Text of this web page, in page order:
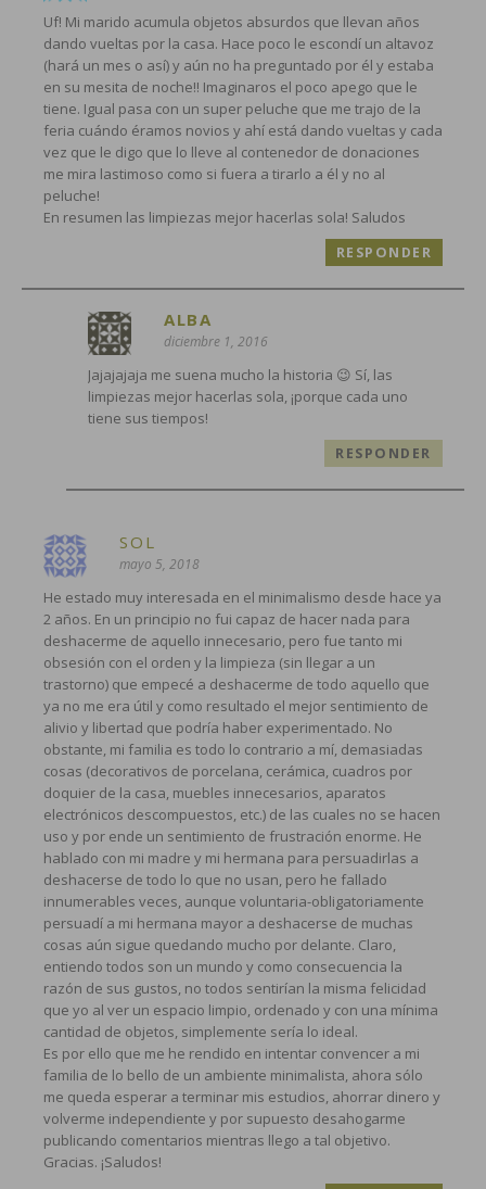
Uf! Mi marido acumula objetos absurdos que llevan años
dando vueltas por la casa. Hace poco le escondí un altavoz
(hará un mes o así) y aún no ha preguntado por él y estaba
en su mesita de noche!! Imaginaros el poco apego que le
tiene. Igual pasa con un super peluche que me trajo de la
feria cuándo éramos novios y ahí está dando vueltas y cada
vez que le digo que lo lleve al contenedor de donaciones
me mira lastimoso como si fuera a tirarlo a él y no al
peluche!
En resumen las limpiezas mejor hacerlas sola! Saludos
RESPONDER
ALBA
diciembre 1, 2016
Jajajajaja me suena mucho la historia 😉 Sí, las
limpiezas mejor hacerlas sola, ¡porque cada uno
tiene sus tiempos!
RESPONDER
SOL
mayo 5, 2018
He estado muy interesada en el minimalismo desde hace ya
2 años. En un principio no fui capaz de hacer nada para
deshacerme de aquello innecesario, pero fue tanto mi
obsesión con el orden y la limpieza (sin llegar a un
trastorno) que empecé a deshacerme de todo aquello que
ya no me era útil y como resultado el mejor sentimiento de
alivio y libertad que podría haber experimentado. No
obstante, mi familia es todo lo contrario a mí, demasiadas
cosas (decorativos de porcelana, cerámica, cuadros por
doquier de la casa, muebles innecesarios, aparatos
electrónicos descompuestos, etc.) de las cuales no se hacen
uso y por ende un sentimiento de frustración enorme. He
hablado con mi madre y mi hermana para persuadirlas a
deshacerse de todo lo que no usan, pero he fallado
innumerables veces, aunque voluntaria-obligatoriamente
persuadí a mi hermana mayor a deshacerse de muchas
cosas aún sigue quedando mucho por delante. Claro,
entiendo todos son un mundo y como consecuencia la
razón de sus gustos, no todos sentirían la misma felicidad
que yo al ver un espacio limpio, ordenado y con una mínima
cantidad de objetos, simplemente sería lo ideal.
Es por ello que me he rendido en intentar convencer a mi
familia de lo bello de un ambiente minimalista, ahora sólo
me queda esperar a terminar mis estudios, ahorrar dinero y
volverme independiente y por supuesto desahogarme
publicando comentarios mientras llego a tal objetivo.
Gracias. ¡Saludos!